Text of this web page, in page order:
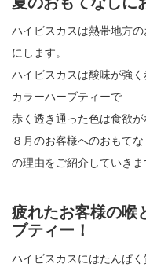
ハイビスカスは熱帯地方
にします。
ハイビスカスは酸味が強
カラーハーブティーで
赤く透き通った色は食欲
８月のお客様へのおもて
の理由をご紹介していきま
疲れたお客様の喉
ブティー！
ハイビスカスにはたんぱ